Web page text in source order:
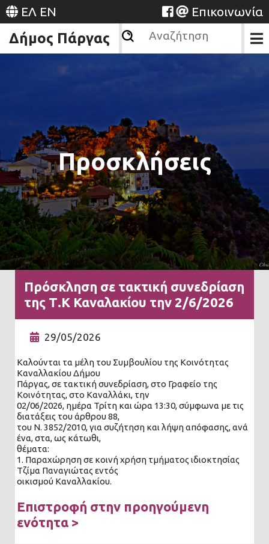
ΕΛ EN Επικοινωνία
Δήμος Πάργας
Προσκλήσεις
Πρόσκληση σε τακτική συνεδρίαση
της Τ.Κ Καναλακίου την 2/6/2026
29/05/2026
Καλούνται τα μέλη του Συμβουλίου της Κοινότητας
Καναλλακίου Δήμου
Πάργας, σε τακτική συνεδρίαση, στο Γραφείο της
Κοινότητας, στο Καναλλάκι, την
02/06/2026, ημέρα Τρίτη και ώρα 13:30, σύμφωνα με τις
διατάξεις του άρθρου 88,
του Ν. 3852/2010, για συζήτηση και λήψη απόφασης, ανά
ένα, στα, ως κάτωθι,
θέματα:
1. Παραχώρηση σε κοινή χρήση τμήματος ιδιοκτησίας
Τζίμα Παναγιώτας εντός
οικισμού Καναλλακίου.
Επιστροφή στην προηγούμενη
ενότητα >